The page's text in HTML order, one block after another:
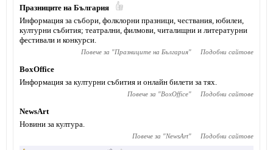
Празниците на България
Информация за събори, фолклорни празници, чествания, юбилеи,
културни събития; театрални, филмови, читалищни и литературни
фестивали и конкурси.
Повече за "Празниците на България" Подобни сайтове
BoxOffice
Информация за културни събития и онлайн билети за тях.
Повече за "BoxOffice" Подобни сайтове
NewsArt
Новини за култура.
Повече за "NewsArt" Подобни сайтове